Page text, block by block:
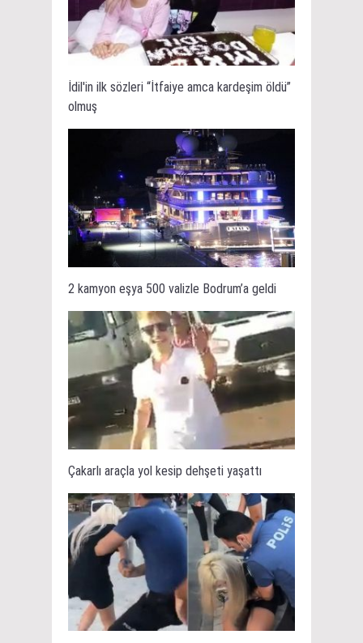
İdil'in ilk sözleri “İtfaiye amca kardeşim öldü”
olmuş
2 kamyon eşya 500 valizle Bodrum’a geldi
Çakarlı araçla yol kesip dehşeti yaşattı